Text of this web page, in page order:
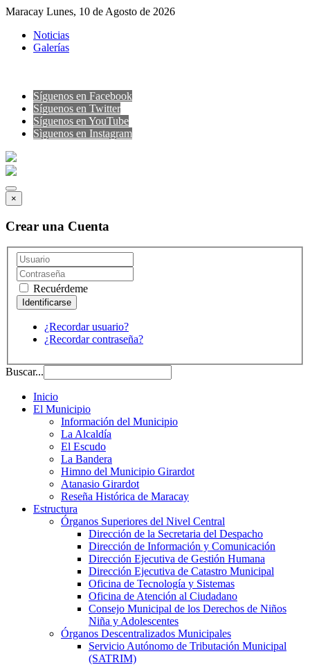
Maracay Lunes, 10 de Agosto de 2026
Noticias
Galerías
Síguenos en Facebook
Síguenos en Twitter
Síguenos en YouTube
Sìguenos en Instagram
×
Crear una Cuenta
Recuérdeme
¿Recordar usuario?
¿Recordar contraseña?
Buscar...
Inicio
El Municipio
Información del Municipio
La Alcaldía
El Escudo
La Bandera
Himno del Municipio Girardot
Atanasio Girardot
Reseña Histórica de Maracay
Estructura
Órganos Superiores del Nivel Central
Dirección de la Secretaria del Despacho
Dirección de Información y Comunicación
Dirección Ejecutiva de Gestión Humana
Dirección Ejecutiva de Catastro Municipal
Oficina de Tecnología y Sistemas
Oficina de Atención al Ciudadano
Consejo Municipal de los Derechos de Niños
Niña y Adolescentes
Órganos Descentralizados Municipales
Servicio Autónomo de Tributación Municipal
(SATRIM)